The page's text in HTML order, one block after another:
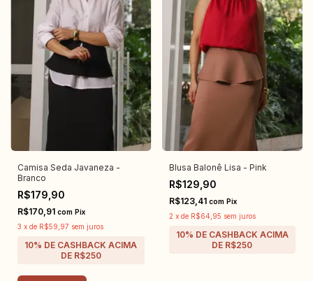
Camisa Seda Javaneza -
Branco
R$179,90
R$170,91 com Pix
3 x de R$59,97 sem juros
Blusa Balonê Lisa - Pink
R$129,90
R$123,41 com Pix
2 x de R$64,95 sem juros